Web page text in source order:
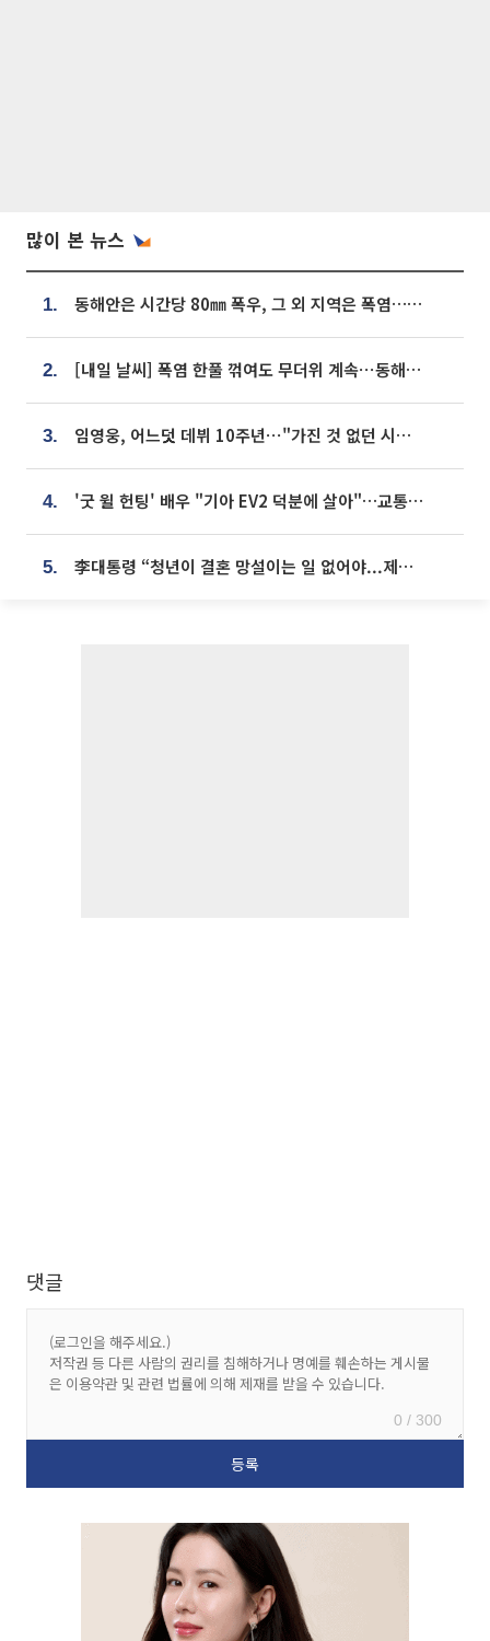
많이 본 뉴스
1. 동해안은 시간당 80㎜ 폭우, 그 외 지역은 폭염…‘극과 극 날씨’
2. [내일 날씨] 폭염 한풀 꺾여도 무더위 계속⋯동해안 이틀 연속 비
3. 임영웅, 어느덧 데뷔 10주년⋯"가진 것 없던 시절, 내 앞엔 20명의 팬뿐"
4. '굿 윌 헌팅' 배우 "기아 EV2 덕분에 살아"…교통사고 후 안전성 극찬
5. 李대통령 “청년이 결혼 망설이는 일 없어야...제도상 불이익 조사”
댓글
0 / 300